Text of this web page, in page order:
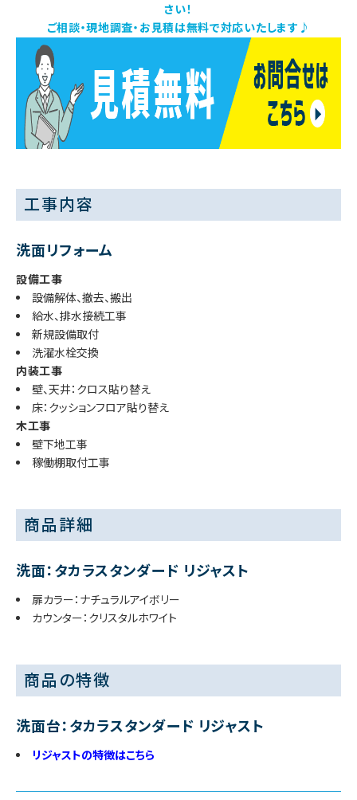
さい！
ご相談・現地調査・お見積は無料で対応いたします♪
工事内容
洗面リフォーム
設備工事
設備解体、撤去、搬出
給水、排水接続工事
新規設備取付
洗濯水栓交換
内装工事
壁、天井：クロス貼り替え
床：クッションフロア貼り替え
木工事
壁下地工事
稼働棚取付工事
商品詳細
洗面：タカラスタンダード リジャスト
扉カラー：ナチュラルアイボリー
カウンター：クリスタルホワイト
商品の特徴
洗面台：タカラスタンダード リジャスト
リジャストの特徴はこちら